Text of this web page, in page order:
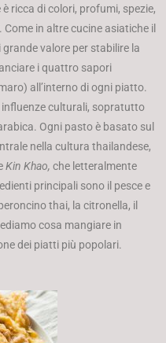
ricca di colori, profumi, spezie,
in altre cucine asiatiche il
valore per stabilire la
i quattro sapori
all’interno di ogni piatto.
culturali, sopratutto
Ogni pasto è basato sul
nella cultura thailandese,
Kin Khao, che letteralmente
principali sono il pesce e
thai, la citronella, il
cosa mangiare in
dei piatti più popolari.